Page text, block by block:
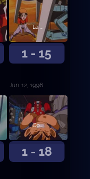
1 - 15
La fuga de Pan
Jun. 12, 1996
1 - 18
Comienza la lucha